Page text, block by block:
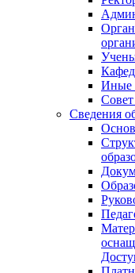
Иные
Сведения